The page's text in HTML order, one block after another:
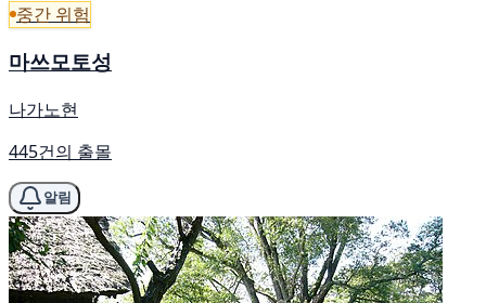
중간 위험
마쓰모토성
나가노현
445건의 출몰
알림